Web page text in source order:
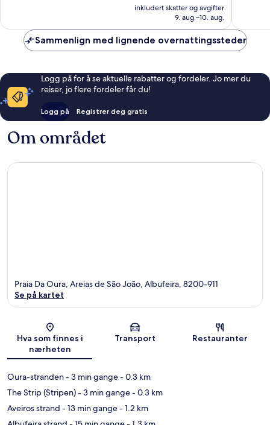
er
4 248 kr
inkludert skatter og avgifter
9. aug.–10. aug.
Sammenlign med lignende overnattingssteder
Logg på for å se aktuelle rabatter og fordeler. Jo mer du
reiser, jo flere fordeler får du!
Logg på Registrer deg gratis
Om området
Kart
Praia Da Oura, Areias de São João, Albufeira, 8200-911
Se på kartet
Hva som finnes i
nærheten
Transport Restauranter
Oura-stranden- 3 min gange- 0.3 km
The Strip (Stripen)- 3 min gange- 0.3 km
Aveiros strand - 13 min gange- 1.2 km